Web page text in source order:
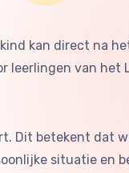
kan direct na
leerlingen van het
Dit betekent dat
situatie en